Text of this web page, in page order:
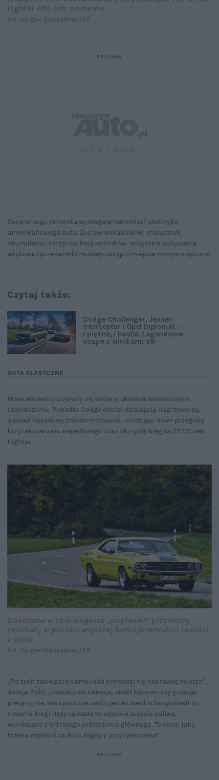
Generalnego remontu wymagała natomiast elektryka
amerykańskiego auta. Zestaw wskaźników, rozrusznik,
akumulator, skrzynka bezpieczników, wszystkie połączenia
wtykowe i przekaźniki musiały ustąpić miejsca nowym częściom.
Czytaj także:
AUTA KLASYCZNE
Dodge Challenger, Jensen
Interceptor i Opel Diplomat –
i piękne, i bestie. Legendarne
coupe z silnikami V8
Nowe elementy pojawiły się także w układzie hamulcowym
i zawieszeniu. Ponadto Dodge dostał działającą nagrzewnicę,
a układ napędowy zmodernizowano, montując nowe przeguby
krzyżakowe wału napędowego oraz skrzynię biegów 727 Street
Fighter.
„Po tych zabiegach samochód prowadzi się naprawdę dobrze”,
dodaje Pohl, „skutecznie hamuje, układ kierowniczy pracuje
precyzyjnie, ma sportowe zestrojenie i bardzo bezpośrednio
zmienia biegi. Jedyna wada to wysokie zużycie paliwa,
wynikające z krótkiego przełożenia głównego. To cena, jaką
trzeba zapłacić za dużo frajdy z przyspieszania”.